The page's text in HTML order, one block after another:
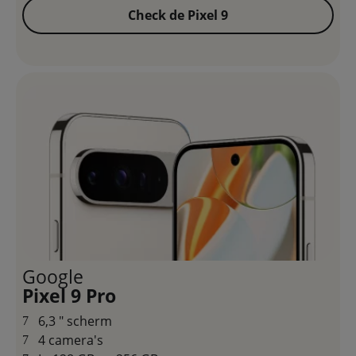
Check de Pixel 9
Google
Pixel 9 Pro
6,3 " scherm
4 camera's